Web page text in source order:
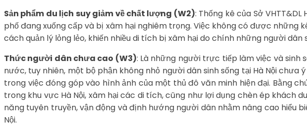
Sản phẩm du lịch suy giảm về chất lượng (W2): Thống kê của Sở
phố đang xuống cấp và bị xâm hại nghiêm trọng. Việc không có được những
cách quản lý lỏng lẻo, khiến nhiều di tích bị xâm hại do chính những người
Thức người dân chưa cao (W3): Là những người trực tiếp làm việc và
nước, tuy nhiên, một bộ phận không nhỏ người dân sinh sống tại Hà Nội
trong việc đóng góp vào hình ảnh của một thủ đô văn minh hiện đại. Bằng
trong khu vực Hà Nội, xâm hại các di tích, cũng như lợi dụng chèn ép khách
năng tuyên truyền, vận động và định hướng người dân nhằm nâng cao hiểu
Nội.